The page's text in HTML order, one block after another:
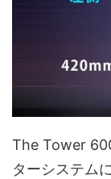
The Tower
ターシステム